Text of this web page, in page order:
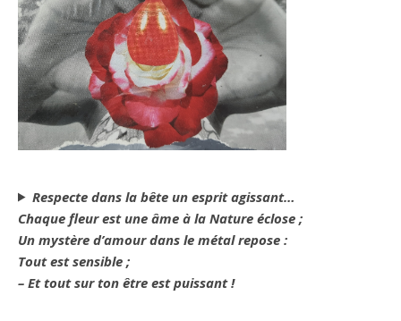
Respecte dans la bête un esprit agissant…
Chaque fleur est une âme à la Nature éclose ;
Un mystère d’amour dans le métal repose :
Tout est sensible ;
– Et tout sur ton être est puissant !